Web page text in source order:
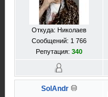
Откуда: Николаев
Сообщений: 1 766
Репутация: 340
SolAndr